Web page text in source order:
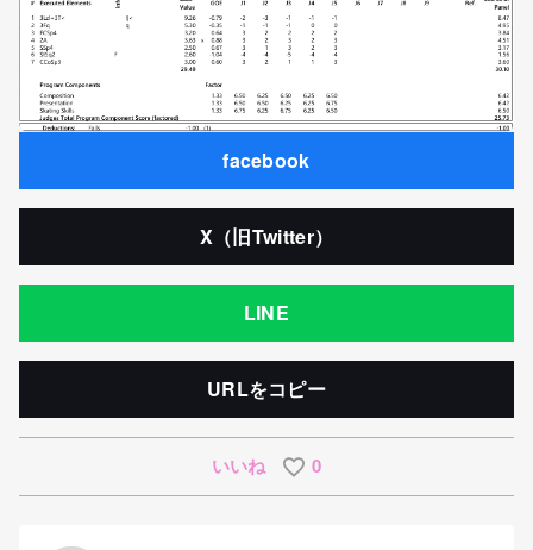
facebook
X（旧Twitter）
LINE
URLをコピー
いいね 0